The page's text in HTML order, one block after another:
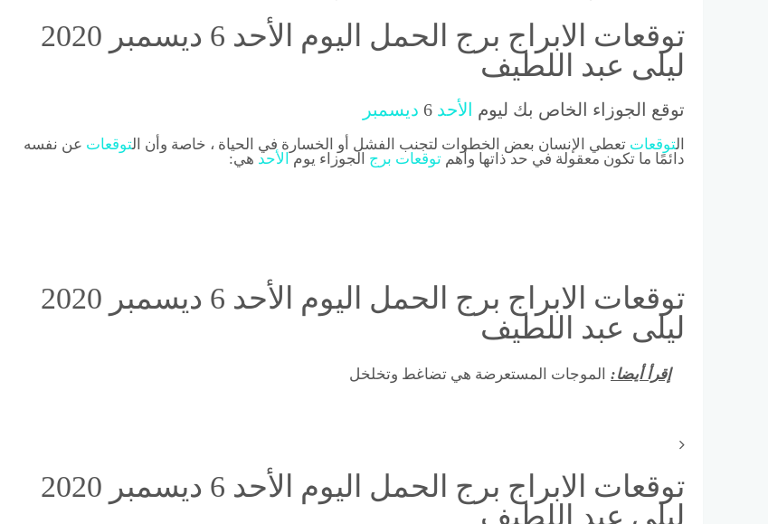
توقعات الابراج برج الحمل اليوم الأحد 6 ديسمبر 2020
ليلى عبد اللطيف
توقع الجوزاء الخاص بك ليوم الأحد ديسمبر
توقعات تعطي الإنسان بعض الخطوات لتجنب الفشل أو الخسارة في الحياة ، خاصة وأن ال توقعات عن نفسه
دائمًا ما تكون معقولة في حد ذاتها وأهم توقعات برج الجوزاء يومالأحد هي:
توقعات الابراج برج الحمل اليوم الأحد 6 ديسمبر 2020
ليلى عبد اللطيف
إقرأ أيضا: الموجات المستعرضة هي تضاغط وتخلخل
توقعات الابراج برج الحمل اليوم الأحد 6 ديسمبر 2020
ليلى عبد اللطيف